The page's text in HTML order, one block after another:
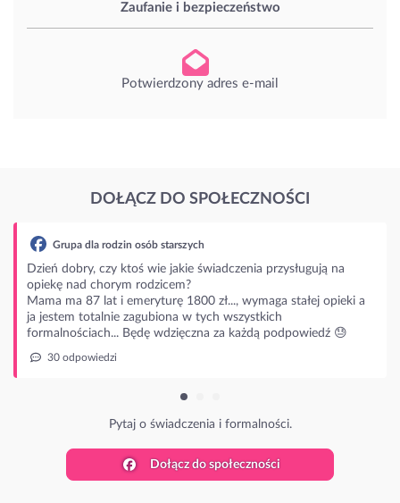
Zaufanie i bezpieczeństwo
Potwierdzony adres e-mail
DOŁĄCZ DO SPOŁECZNOŚCI
dla rodzin osób starszych
czy ktoś wie jakie świadczenia przysługują na
nad chorym rodzicem?
ma 87 lat i emeryturę 1800 zł..., wymaga stałej opieki a
totalnie zagubiona w tych wszystkich
Będę wdzięczna za każdą podpowiedź 😓
Pytaj o świadczenia i formalności.
Dołącz do społeczności